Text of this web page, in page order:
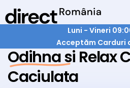
Luni - Vineri
Acceptăm Carduri
Odihna si Relax
Caciulata